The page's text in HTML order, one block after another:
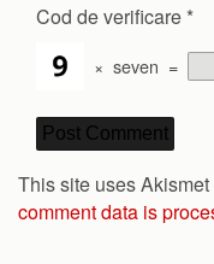
Cod de verificare *
× seven =
This site uses
comment data is